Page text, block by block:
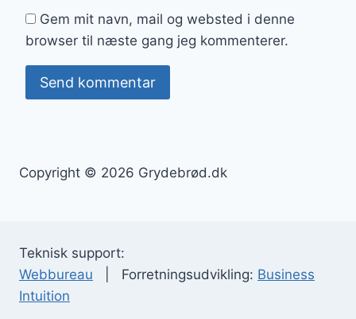
Gem mit navn, mail og websted i denne
browser til næste gang jeg kommenterer.
Copyright © 2026 Grydebrød.dk
Teknisk support:
Webbureau | Forretningsudvikling: Business
Intuition